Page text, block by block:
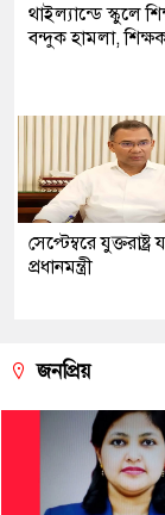
থাইল্যান্ডে স্কুলে
বন্দুক হামলা,
সেপ্টেম্বরে যুক্তরাষ্ট্র
প্রধানমন্ত্রী
জনপ্রিয়